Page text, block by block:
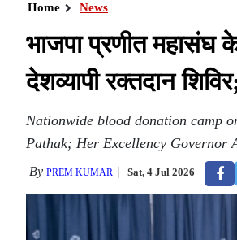
Home News
भाजपा प्रणीत महासंघ
देशव्यापी रक्तदान
Nationwide blood donation camp
Pathak; Her Excellency Governor
By PREM KUMAR Sat, 4 Jul 2026